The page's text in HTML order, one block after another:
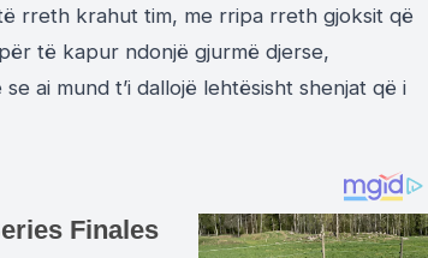
rreth krahut tim, me rripa rreth gjoksit që
të kapur ndonjë gjurmë djerse,
ai mund t’i dallojë lehtësisht shenjat që i